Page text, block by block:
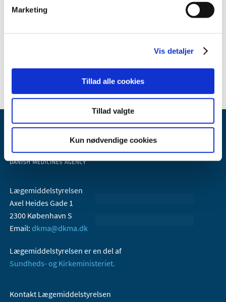
Marketing
Vis detaljer
Tillad alle cookies
Tillad valgte
Kun nødvendige cookies
juli (1)
2007 (3)
Lægemiddelstyrelsen
Axel Heides Gade 1
2300 København S
Email: dkma@dkma.dk
Lægemiddelstyrelsen er en del af
Sundheds- og Kirkeministeriet.
Kontakt Lægemiddelstyrelsen